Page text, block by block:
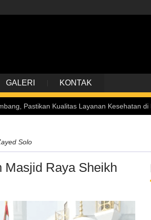
GALERI KONTAK
Kualitas Layanan Kesehatan di Daerah
Solo
Masjid Raya Sheikh